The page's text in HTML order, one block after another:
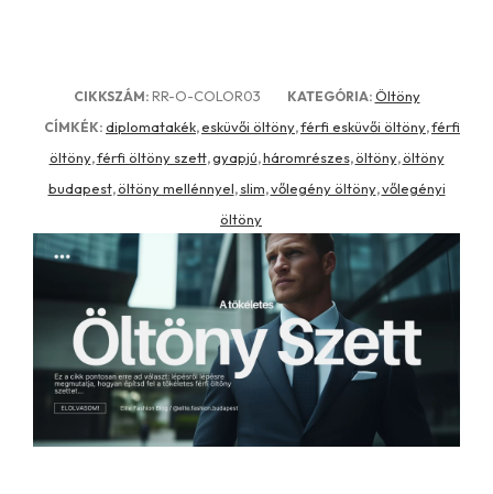
CIKKSZÁM: RR-O-COLOR03 KATEGÓRIA: Öltöny
CÍMKÉK: diplomatakék,esküvői öltöny,férfi esküvői öltöny,férfi
öltöny,férfi öltöny szett,gyapjú,háromrészes,öltöny,öltöny
budapest,öltöny mellénnyel, slim,vőlegény öltöny,vőlegényi
öltöny